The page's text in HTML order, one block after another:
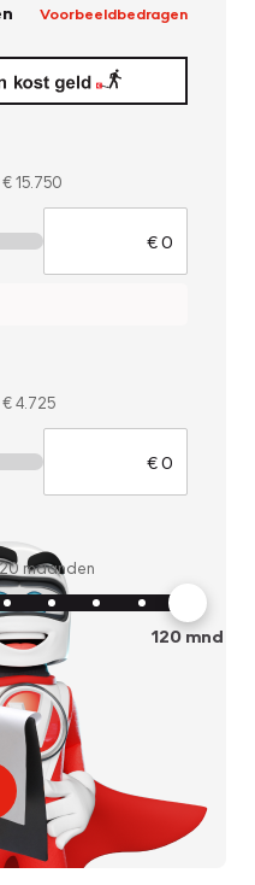
Voorbeeldbedragen
€ 15.750
€ 4.725
maanden
120mnd